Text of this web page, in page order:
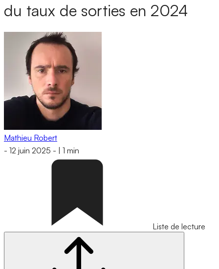
du taux de sorties en 2024
Mathieu Robert
- 12 juin 2025 - 1 min
Liste de lecture